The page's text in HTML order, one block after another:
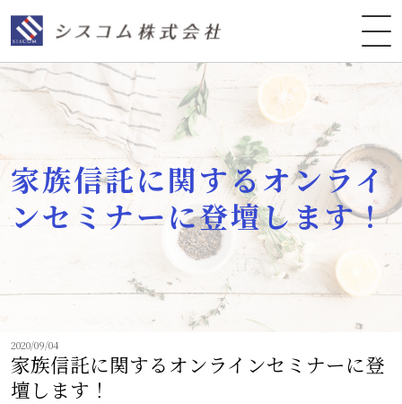
家族信託に関するオンライ
ンセミナーに登壇します！
2020/09/04
家族信託に関するオンラインセミナーに登
壇します！